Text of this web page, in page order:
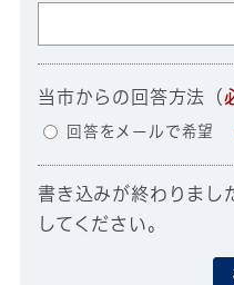
当市からの回答方法 （
回答をメールで希望
書き込みが終わりまし
してください。